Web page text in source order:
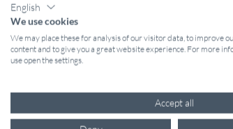
English
We use cookies
We may place these for analysis of our visitor data, to improve
content and to give you a great website experience. For more
use open the settings.
Accept all